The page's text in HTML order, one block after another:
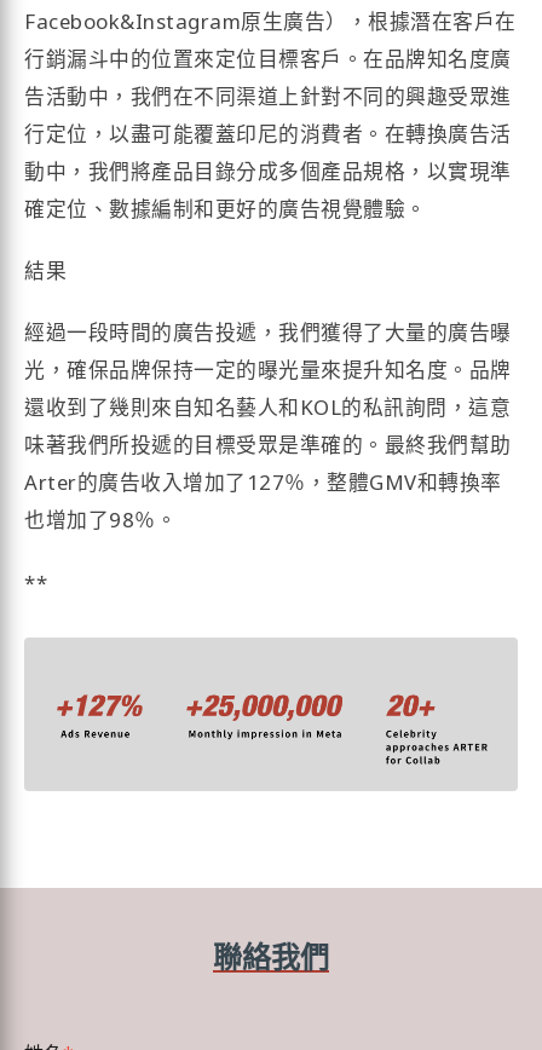
Facebook&Instagram原生廣告），根據潛在客戶在
行銷漏斗中的位置來定位目標客戶。在品牌知名度廣
告活動中，我們在不同渠道上針對不同的興趣受眾進
行定位，以盡可能覆蓋印尼的消費者。在轉換廣告活
動中，我們將產品目錄分成多個產品規格，以實現準
確定位、數據編制和更好的廣告視覺體驗。
結果
經過一段時間的廣告投遞，我們獲得了大量的廣告曝
光，確保品牌保持一定的曝光量來提升知名度。品牌
還收到了幾則來自知名藝人和KOL的私訊詢問，這意
味著我們所投遞的目標受眾是準確的。最終我們幫助
Arter的廣告收入增加了127％，整體GMV和轉換率
也增加了98％。
**
聯絡我們